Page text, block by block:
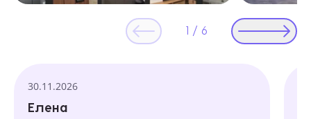
1 / 6
30.11.2026
Елена